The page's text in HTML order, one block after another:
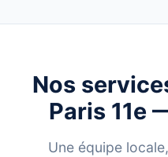
Nos
Paris 11e
Une équipe